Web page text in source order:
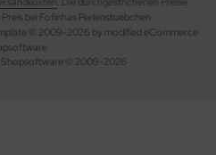
bei Fofinhas Perlenstuebchen.
© 2009-2026 by modified eCommerce
Shopsoftware © 2009-2026